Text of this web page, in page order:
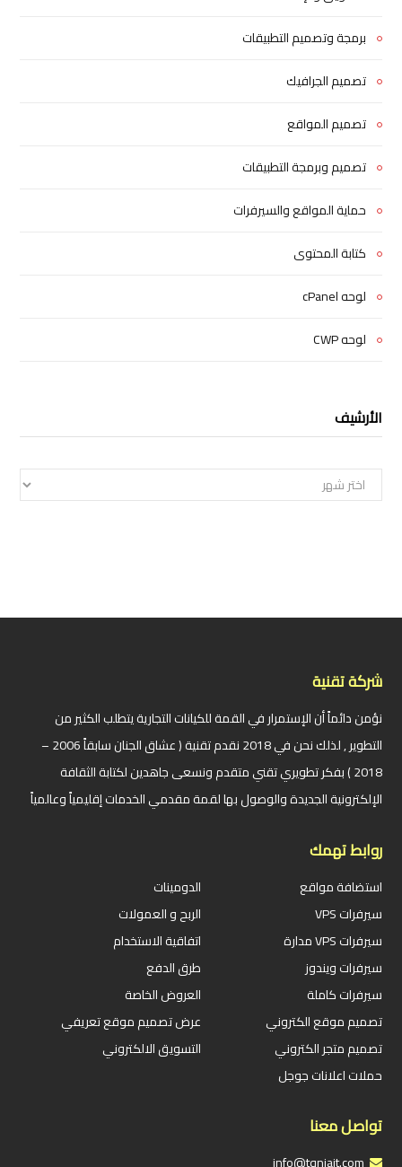
برمجة وتصميم التطبيقات
تصميم الجرافيك
تصميم المواقع
تصميم وبرمجة التطبيقات
حماية المواقع والسيرفرات
كتابة المحتوى
لوحه cPanel
لوحه CWP
الأرشيف
الأرشيف
شركة تقنية
نؤمن دائماً أن الإستمرار في القمة للكيانات التجارية يتطلب الكثير من
التطوير , لذلك نحن في 2018 نقدم تقنية ( عشاق الجنان سابقاً 2006 –
2018 ) بفكر تطويري تقني متقدم ونسعى جاهدين لكتابة الثقافة
الإلكترونية الجديدة والوصول بها لقمة مقدمي الخدمات إقليمياً وعالمياً
روابط تهمك
استضافة مواقع
سيرفرات VPS
سيرفرات VPS مدارة
سيرفرات ويندوز
سيرفرات كاملة
تصميم موقع الكتروني
تصميم متجر الكتروني
حملات اعلانات جوجل
الدومينات
الربح و العمولات
اتفاقية الاستخدام
طرق الدفع
العروض الخاصة
عرض تصميم موقع تعريفي
التسويق الالكتروني
تواصل معنا